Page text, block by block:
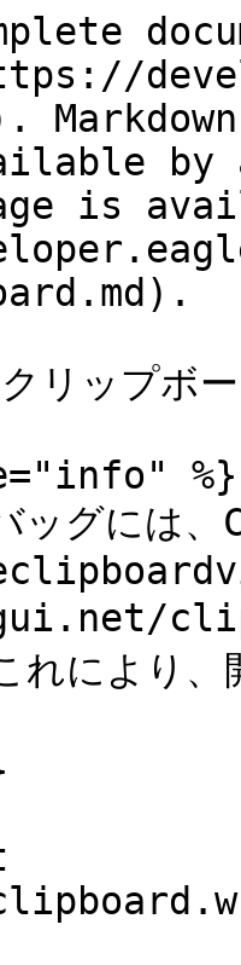
by
is
ップボー
%}
バッグに
れにより